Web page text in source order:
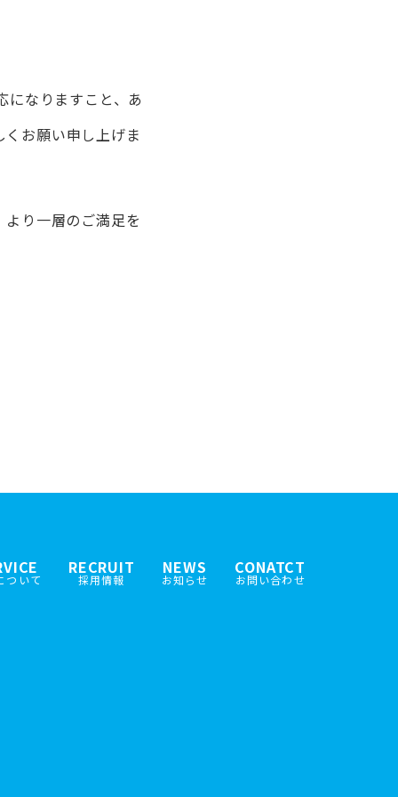
になりますこと、あ
お願い申し上げま
り一層のご満足を
ついて
RECRUIT
採用情報
NEWS
お知らせ
CONATCT
お問い合わせ